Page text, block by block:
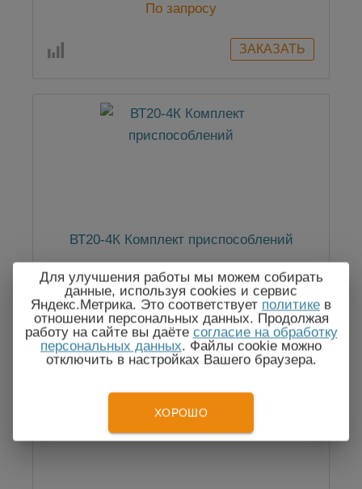
По запросу
ВТ20-4К Комплект приспособлений
По запросу
Для улучшения работы мы можем собирать
данные, используя cookies и сервис
Яндекс.Метрика. Это соответствует политике в
отношении персональных данных. Продолжая
работу на сайте вы даёте согласие на обработку
персональных данных. Файлы cookie можно
отключить в настройках Вашего браузера.
ХОРОШО